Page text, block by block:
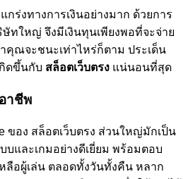
กร่งทางการเงินอย่างมาก ด้วยการ
ทใหญ่ จึงมีเงินทุนเพียงพอที่จะจ่าย
คุณจะชนะเท่าไหร่ก็ตาม ประเด็น
กิดขึ้นกับ สล็อตเว็บตรง แน่นอนที่สุด
าชีพ
ของ สล็อตเว็บตรง ส่วนใหญ่มักเป็น
และเกมอย่างดีเยี่ยม พร้อมตอบ
ลือผู้เล่น ตลอดทั้งวันทั้งคืน หลาก